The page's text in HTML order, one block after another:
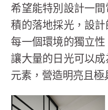
希望能特別設計一
積的落地採光，設
每一個環境的獨立
讓大量的日光可以
元素，營造明亮且極